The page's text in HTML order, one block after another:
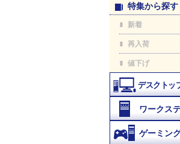
特集から探す
新着
再入荷
値下げ